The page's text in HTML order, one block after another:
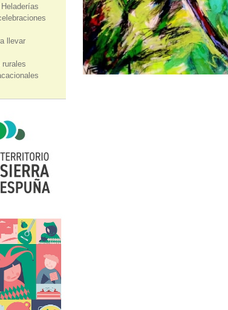
llevar